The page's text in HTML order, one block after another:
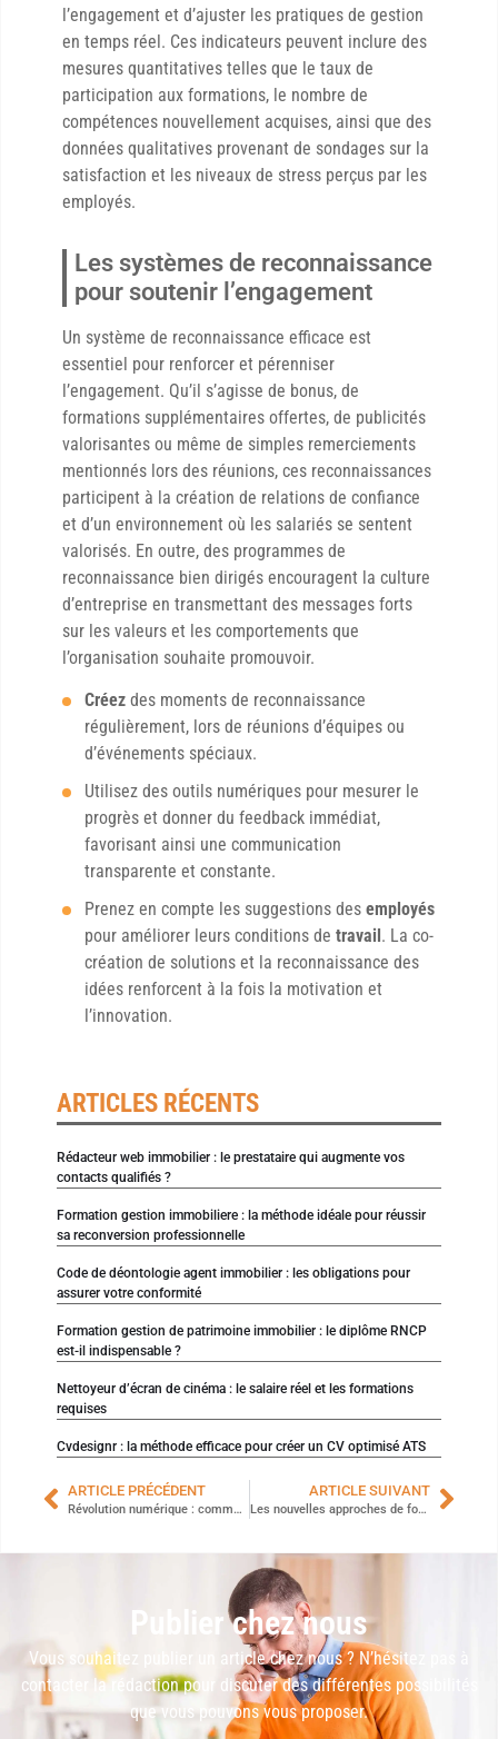
l’engagement et d’ajuster les pratiques de gestion
en temps réel. Ces indicateurs peuvent inclure des
mesures quantitatives telles que le taux de
participation aux formations, le nombre de
compétences nouvellement acquises, ainsi que des
données qualitatives provenant de sondages sur la
satisfaction et les niveaux de stress perçus par les
employés.
Les systèmes de reconnaissance
pour soutenir l’engagement
Un système de reconnaissance efficace est
essentiel pour renforcer et pérenniser
l’engagement. Qu’il s’agisse de bonus, de
formations supplémentaires offertes, de publicités
valorisantes ou même de simples remerciements
mentionnés lors des réunions, ces reconnaissances
participent à la création de relations de confiance
et d’un environnement où les salariés se sentent
valorisés. En outre, des programmes de
reconnaissance bien dirigés encouragent la culture
d’entreprise en transmettant des messages forts
sur les valeurs et les comportements que
l’organisation souhaite promouvoir.
Créez des moments de reconnaissance
régulièrement, lors de réunions d’équipes ou
d’événements spéciaux.
Utilisez des outils numériques pour mesurer le
progrès et donner du feedback immédiat,
favorisant ainsi une communication
transparente et constante.
Prenez en compte les suggestions des employés
pour améliorer leurs conditions de travail. La co-
création de solutions et la reconnaissance des
idées renforcent à la fois la motivation et
l’innovation.
ARTICLES RÉCENTS
Rédacteur web immobilier : le prestataire qui augmente vos
contacts qualifiés ?
Formation gestion immobiliere : la méthode idéale pour réussir
sa reconversion professionnelle
Code de déontologie agent immobilier : les obligations pour
assurer votre conformité
Formation gestion de patrimoine immobilier : le diplôme RNCP
est-il indispensable ?
Nettoyeur d’écran de cinéma : le salaire réel et les formations
requises
Cvdesignr : la méthode efficace pour créer un CV optimisé ATS
ARTICLE PRÉCÉDENT
Révolution numérique : comment la formation transforme les entreprises
ARTICLE SUIVANT
Les nouvelles approches de formation qui révolutionnent les RH en entreprise
Publier chez nous
Vous souhaitez publier un article chez nous ? N’hésitez pas à
contacter la rédaction pour discuter des différentes possibilités
que vous pouvons vous proposer.